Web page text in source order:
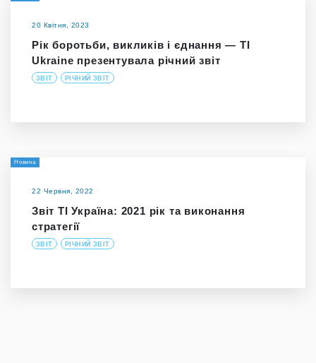
20 Квітня, 2023
Рік боротьби, викликів і єднання — TI
Ukraine презентувала річний звіт
ЗВІТ РІЧНИЙ ЗВІТ
Новина
22 Червня, 2022
Звіт ТІ Україна: 2021 рік та виконання
стратегії
ЗВІТ РІЧНИЙ ЗВІТ